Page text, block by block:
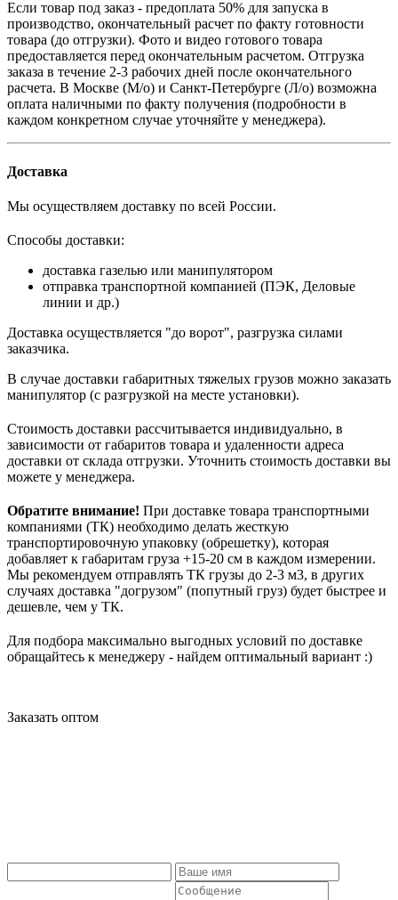
Если товар под заказ - предоплата 50% для запуска в
производство, окончательный расчет по факту готовности
товара (до отгрузки). Фото и видео готового товара
предоставляется перед окончательным расчетом. Отгрузка
заказа в течение 2-3 рабочих дней после окончательного
расчета. В Москве (М/о) и Санкт-Петербурге (Л/о) возможна
оплата наличными по факту получения (подробности в
каждом конкретном случае уточняйте у менеджера).
Доставка
Мы осуществляем доставку по всей России.
Способы доставки:
доставка газелью или манипулятором
отправка транспортной компанией (ПЭК, Деловые
линии и др.)
Доставка осуществляется "до ворот", разгрузка силами
заказчика.
В случае доставки габаритных тяжелых грузов можно заказать
манипулятор (с разгрузкой на месте установки).
Стоимость доставки рассчитывается индивидуально, в
зависимости от габаритов товара и удаленности адреса
доставки от склада отгрузки. Уточнить стоимость доставки вы
можете у менеджера.
Обратите внимание! При доставке товара транспортными
компаниями (ТК) необходимо делать жесткую
транспортировочную упаковку (обрешетку), которая
добавляет к габаритам груза +15-20 см в каждом измерении.
Мы рекомендуем отправлять ТК грузы до 2-3 м3, в других
случаях доставка "догрузом" (попутный груз) будет быстрее и
дешевле, чем у ТК.
Для подбора максимально выгодных условий по доставке
обращайтесь к менеджеру - найдем оптимальный вариант :)
Заказать оптом